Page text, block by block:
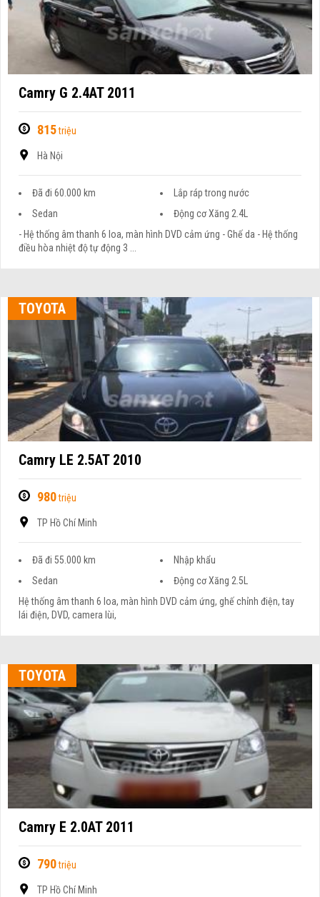
Camry G 2.4AT 2011
815triệu
Hà Nội
Đã đi 60.000 km
Lắp ráp trong nước
Sedan
Động cơ Xăng 2.4L
- Hệ thống âm thanh 6 loa, màn hình DVD cảm ứng - Ghế da - Hệ thống
điều hòa nhiệt độ tự động 3 ...
TOYOTA
Camry LE 2.5AT 2010
980triệu
TP Hồ Chí Minh
Đã đi 55.000 km
Nhập khẩu
Sedan
Động cơ Xăng 2.5L
Hệ thống âm thanh 6 loa, màn hình DVD cảm ứng, ghế chỉnh điện, tay
lái điện, DVD, camera lùi,
TOYOTA
Camry E 2.0AT 2011
790triệu
TP Hồ Chí Minh